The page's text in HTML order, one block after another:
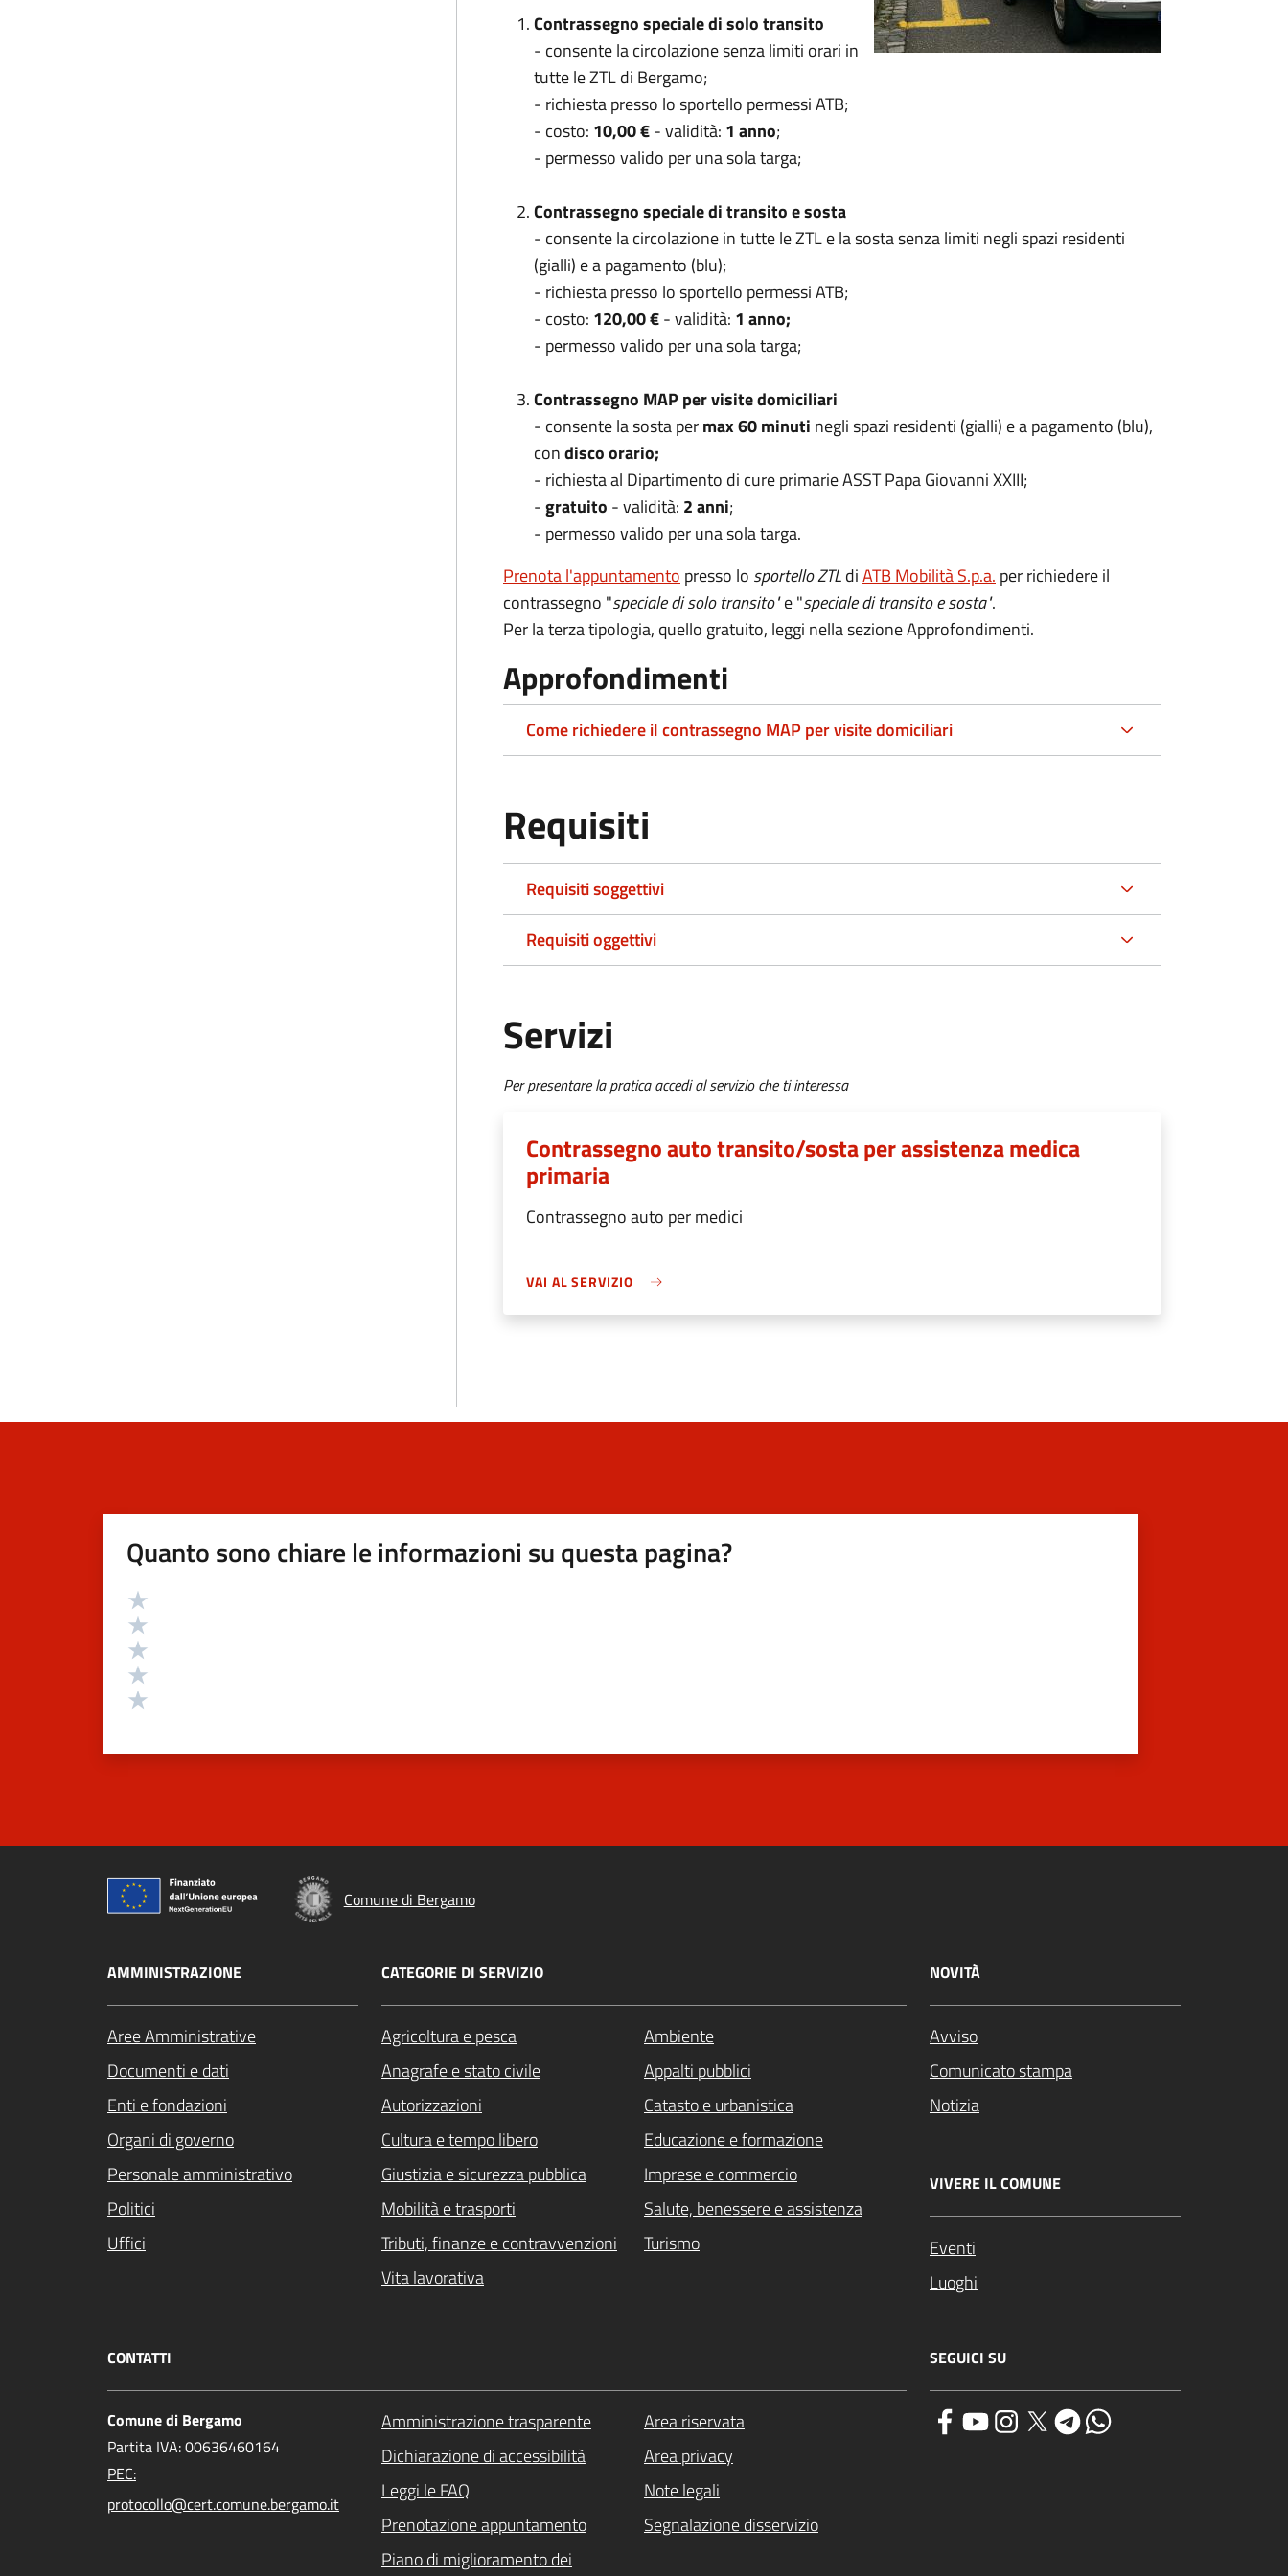
Contrassegno speciale di solo transito
- consente la circolazione senza limiti orari in
tutte le ZTL di Bergamo;
- richiesta presso lo sportello permessi ATB;
- costo: 10,00 €- validità: 1 anno;
- permesso valido per una sola targa;
Contrassegno speciale di transito e sosta
- consente la circolazione in tutte le ZTL e la sosta senza limiti negli spazi residenti
(gialli) e a pagamento (blu);
- richiesta presso lo sportello permessi ATB;
- costo: 120,00 €- validità: 1 anno;
- permesso valido per una sola targa;
Contrassegno MAP per visite domiciliari
- consente la sosta permax 60 minuti negli spazi residenti (gialli) e a pagamento (blu),
condisco orario;
- richiesta al Dipartimento di cure primarie ASST Papa Giovanni XXIII;
-gratuito - validità: 2 anni;
- permesso valido per una sola targa.
Prenota l'appuntamento presso lo sportello ZTLdiATB Mobilità S.p.a. per richiedere il
contrassegno "speciale di solo transito"e "speciale di transito e sosta".
Per la terza tipologia, quello gratuito, leggi nella sezione Approfondimenti.
Approfondimenti
Come richiedere il contrassegno MAP per visite domiciliari
Requisiti
Requisiti soggettivi
Requisiti oggettivi
Servizi
Per presentare la pratica accedi al servizio che ti interessa
Contrassegno auto transito/sosta per assistenza medica
primaria
Contrassegno auto per medici
VAI AL SERVIZIO
Quanto sono chiare le informazioni su questa pagina?
Valutazione
Comune di Bergamo
AMMINISTRAZIONE
Aree Amministrative
Documenti e dati
Enti e fondazioni
Organi di governo
Personale amministrativo
Politici
Uffici
CATEGORIE DI SERVIZIO
Agricoltura e pesca
Ambiente
Anagrafe e stato civile
Appalti pubblici
Autorizzazioni
Catasto e urbanistica
Cultura e tempo libero
Educazione e formazione
Giustizia e sicurezza pubblica
Imprese e commercio
Mobilità e trasporti
Salute, benessere e assistenza
Tributi, finanze e contravvenzioni
Turismo
Vita lavorativa
NOVITÀ
Avviso
Comunicato stampa
Notizia
VIVERE IL COMUNE
Eventi
Luoghi
CONTATTI
Comune di Bergamo
Partita IVA: 00636460164
PEC:
protocollo@cert.comune.bergamo.it
Amministrazione trasparente
Area riservata
Dichiarazione di accessibilità
Area privacy
Leggi le FAQ
Note legali
Prenotazione appuntamento
Segnalazione disservizio
Piano di miglioramento dei
SEGUICI SU